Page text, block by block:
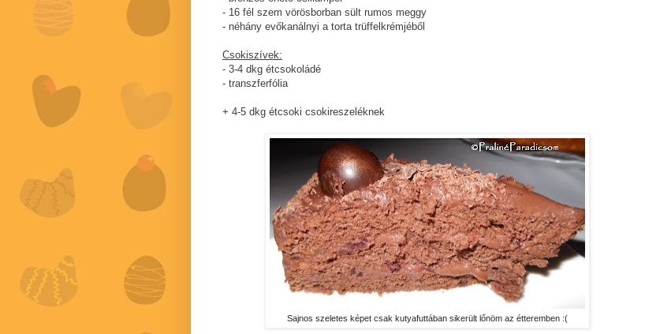
- 16 fél szem vörösborban sült rumos meggy
- néhány evőkanálnyi a torta trüffelkrémjéből
Csokiszívek:
- 3-4 dkg étcsokoládé
- transzferfólia
+ 4-5 dkg étcsoki csokireszeléknek
Sajnos szeletes képet csak kutyafuttában sikerült lőnöm az étteremben :(